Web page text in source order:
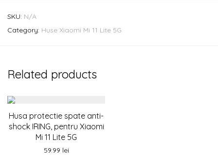
SKU: N/A
Category: Huse Xiaomi Mi 11 Lite 5G
Related products
Husa protectie spate anti-
shock IRING, pentru Xiaomi
Mi 11 Lite 5G
59.99 lei